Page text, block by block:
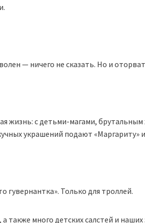
— ничего не сказать. Но и
жизнь: с детьми-магами,
украшений подают «Маргариту»
гувернантка». Только для троллей.
также много детских салстей и